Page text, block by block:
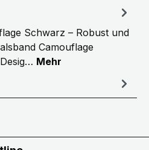
Schwarz – Robust und
Camouflage
Mehr